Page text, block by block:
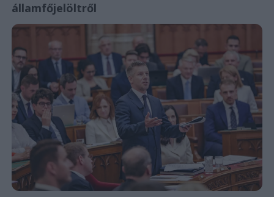
államfőjelöltről